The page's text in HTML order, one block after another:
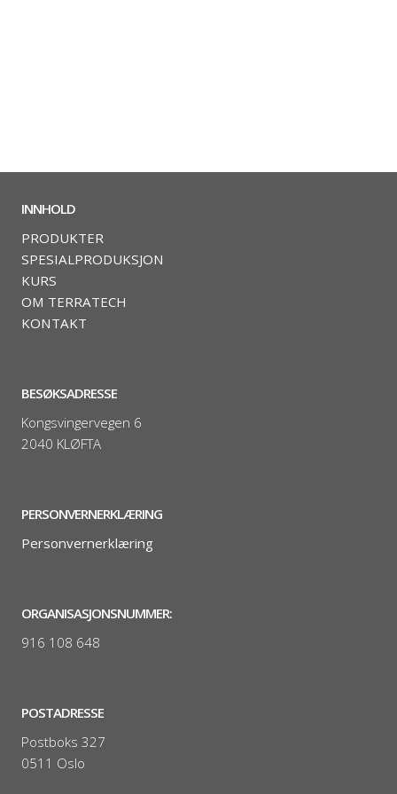
INNHOLD
PRODUKTER
SPESIALPRODUKSJON
KURS
OM TERRATECH
KONTAKT
BESØKSADRESSE
Kongsvingervegen 6
2040 KLØFTA
PERSONVERNERKLÆRING
Personvernerklæring
ORGANISASJONSNUMMER:
916 108 648
POSTADRESSE
Postboks 327
0511 Oslo